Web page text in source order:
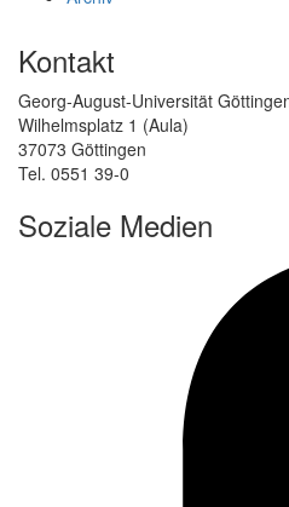
Kontakt
Georg-August-Universität
Wilhelmsplatz 1 (Aula)
37073 Göttingen
Tel. 0551 39-0
Soziale Medien